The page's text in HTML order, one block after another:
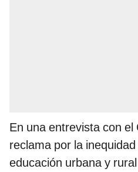
En una entrevista con
reclama por la
educación urbana y